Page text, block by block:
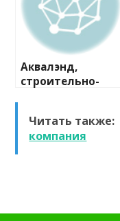
Аквалэнд,
строительно-
Читать также:
компания